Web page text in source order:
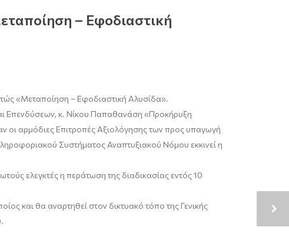
– Εφοδιαστική
«Μεταποίηση – Εφοδιαστική Αλυσίδα».
Επενδύσεων, κ. Νίκου Παπαθανάση «Προκήρυξη
αρμόδιες Επιτροπές Αξιολόγησης των προς υπαγωγή
Συστήματος Αναπτυξιακού Νόμου εκκινεί η
ελεγκτές η περάτωση της διαδικασίας εντός 10
και θα αναρτηθεί στον δικτυακό τόπο της Γενικής